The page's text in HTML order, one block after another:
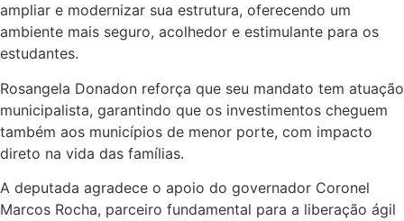
ampliar e modernizar sua estrutura, oferecendo um
ambiente mais seguro, acolhedor e estimulante para os
estudantes.
Rosangela Donadon reforça que seu mandato tem atuação
municipalista, garantindo que os investimentos cheguem
também aos municípios de menor porte, com impacto
direto na vida das famílias.
A deputada agradece o apoio do governador Coronel
Marcos Rocha, parceiro fundamental para a liberação ágil